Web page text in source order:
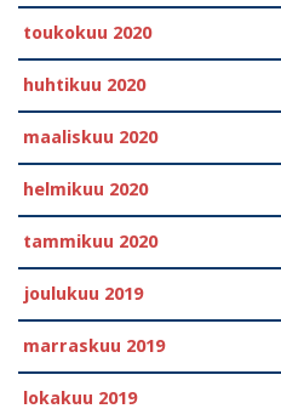
toukokuu 2020
huhtikuu 2020
maaliskuu 2020
helmikuu 2020
tammikuu 2020
joulukuu 2019
marraskuu 2019
lokakuu 2019